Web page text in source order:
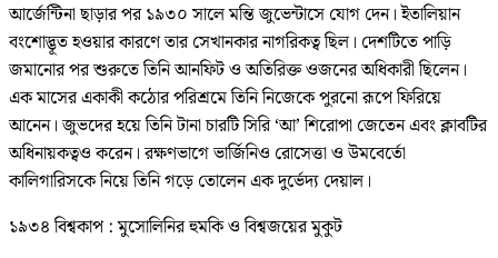
আর্জেন্টিনা ছাড়ার পর ১৯৩০ সালে মন্তি জুভেন্টাসে যোগ দেন। ইতালিয়ান
বংশোদ্ভূত হওয়ার কারণে তার সেখানকার নাগরিকত্ব ছিল। দেশটিতে পাড়ি
জমানোর পর শুরুতে তিনি আনফিট ও অতিরিক্ত ওজনের অধিকারী ছিলেন।
এক মাসের একাকী কঠোর পরিশ্রমে তিনি নিজেকে পুরনো রূপে ফিরিয়ে
আনেন। জুভদের হয়ে তিনি টানা চারটি সিরি ‘আ’ শিরোপা জেতেন এবং ক্লাবটির
অধিনায়কত্বও করেন। রক্ষণভাগে ভার্জিনিও রোসেত্তা ও উমবের্তো
কালিগারিসকে নিয়ে তিনি গড়ে তোলেন এক দুর্ভেদ্য দেয়াল।
১৯৩৪ বিশ্বকাপ : মুসোলিনির হুমকি ও বিশ্বজয়ের মুকুট